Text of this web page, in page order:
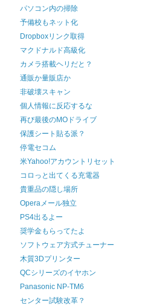
パソコン内の掃除
予備校もネット化
Dropboxリンク取得
マクドナルド高級化
カメラ搭載ヘリだと？
通販か量販店か
非破壊スキャン
個人情報に反応するな
再び最後のMOドライブ
保護シート貼る派？
停電セコム
米Yahoo!アカウントリセット
コロっと出てくる充電器
貴重品の隠し場所
Operaメール独立
PS4出るよー
奨学金もらってたよ
ソフトウェア方式チューナー
木質3Dプリンター
QCシリーズのイヤホン
Panasonic NP-TM6
センター試験改革？